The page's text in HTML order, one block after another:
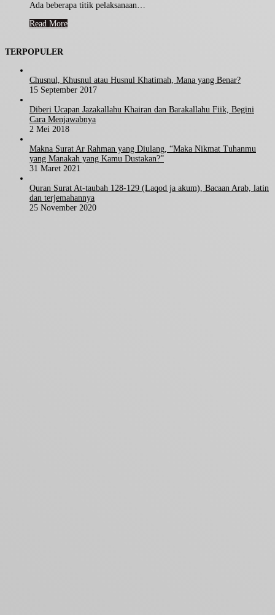
Ada beberapa titik pelaksanaan…
Read More
TERPOPULER
Chusnul, Khusnul atau Husnul Khatimah, Mana yang Benar?
15 September 2017
Diberi Ucapan Jazakallahu Khairan dan Barakallahu Fiik, Begini
Cara Menjawabnya
2 Mei 2018
Makna Surat Ar Rahman yang Diulang, “Maka Nikmat Tuhanmu
yang Manakah yang Kamu Dustakan?”
31 Maret 2021
Quran Surat At-taubah 128-129 (Laqod ja akum), Bacaan Arab, latin
dan terjemahannya
25 November 2020